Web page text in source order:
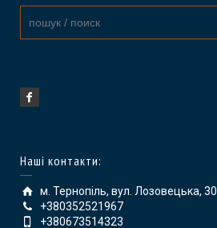
Наші контакти:
м. Тернопіль, вул. Лозовецька, 30
+380352521967
+380673514323